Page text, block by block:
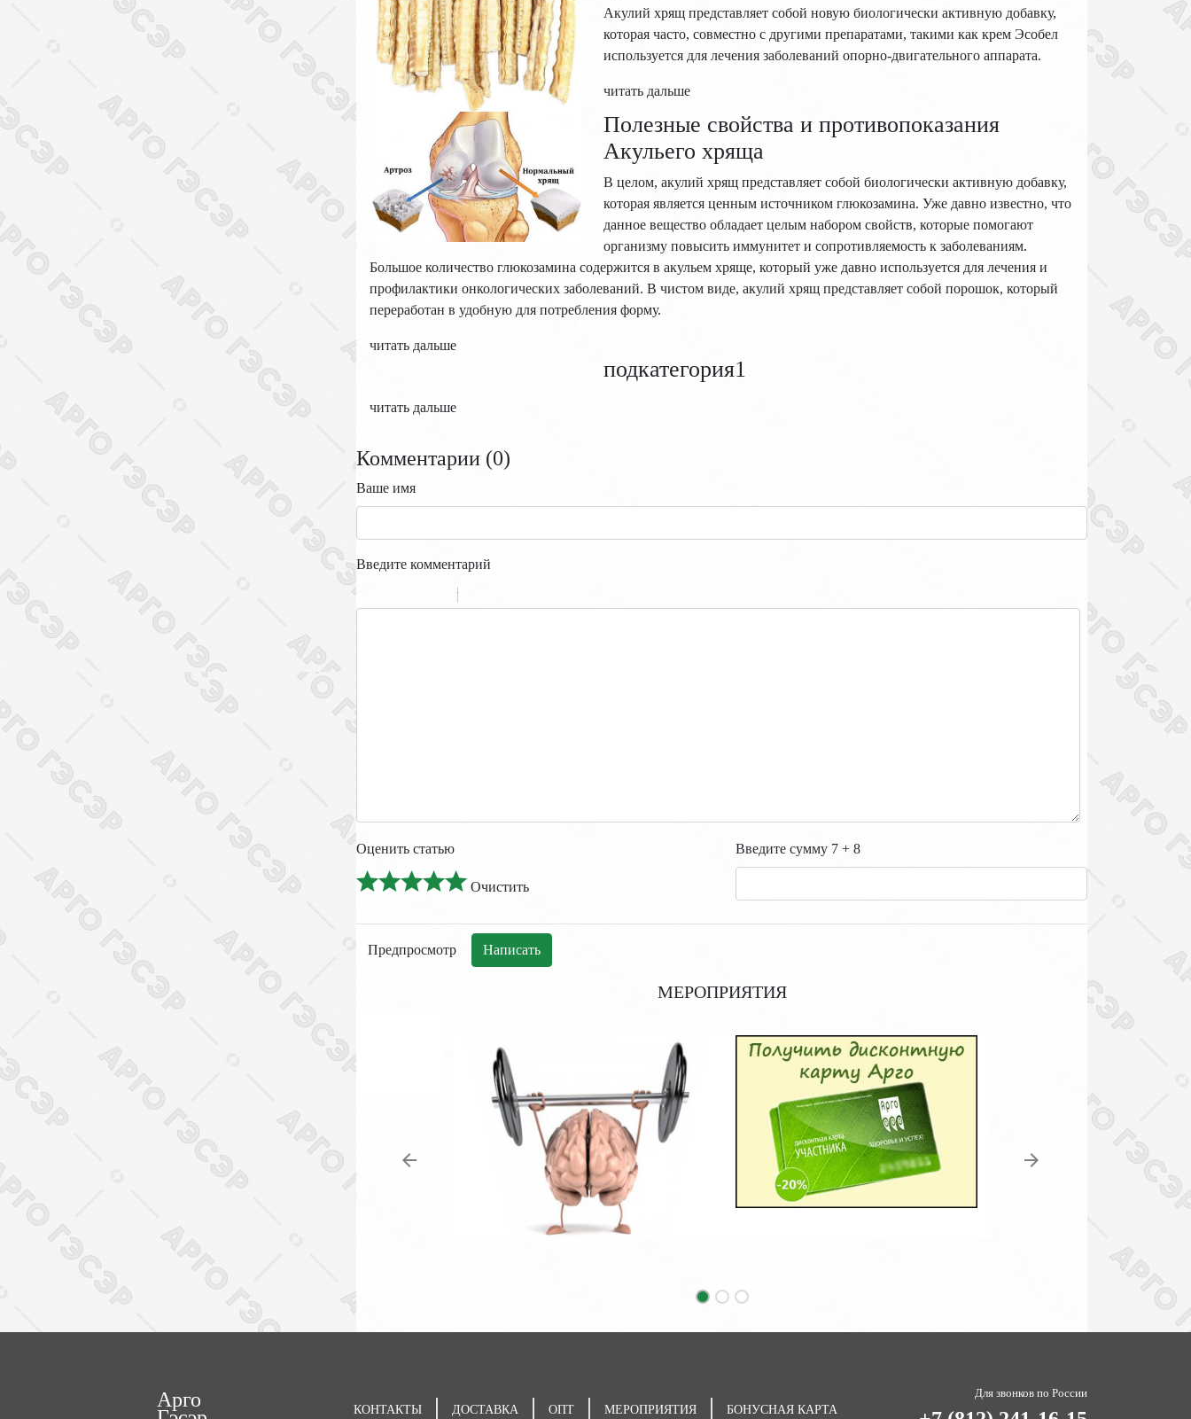
Акулий хрящ представляет собой новую биологически активную добавку,
которая часто, совместно с другими препаратами, такими как крем Эсобел
используется для лечения заболеваний опорно-двигательного аппарата.
читать дальше
Полезные свойства и противопоказания
Акульего хряща
В целом, акулий хрящ представляет собой биологически активную добавку,
которая является ценным источником глюкозамина. Уже давно известно, что
данное вещество обладает целым набором свойств, которые помогают
организму повысить иммунитет и сопротивляемость к заболеваниям.
Большое количество глюкозамина содержится в акульем хряще, который уже давно используется для лечения и
профилактики онкологических заболеваний. В чистом виде, акулий хрящ представляет собой порошок, который
переработан в удобную для потребления форму.
читать дальше
подкатегория1
читать дальше
Комментарии (0)
Ваше имя
Введите комментарий
-
-
Оценить статью
Очистить
Введите сумму 7 + 8
МЕРОПРИЯТИЯ
Арго КОНТАКТЫ ДОСТАВКА ОПТ МЕРОПРИЯТИЯ БОНУСНАЯ КАРТА
Для звонков по России